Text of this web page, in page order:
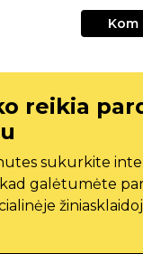
Kom
reikia
sukurkite
galėtumėte